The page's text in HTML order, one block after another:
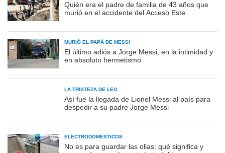
Quién era el padre de familia de 43 años que
murió en el accidente del Acceso Este
MURIÓ EL PAPÁ DE MESSI
El último adiós a Jorge Messi, en la intimidad y
en absoluto hermetismo
LA TRISTEZA DE LEO
Así fue la llegada de Lionel Messi al país para
despedir a su padre Jorge Messi
ELECTRODOMÉSTICOS
No es para guardar las ollas: qué significa y